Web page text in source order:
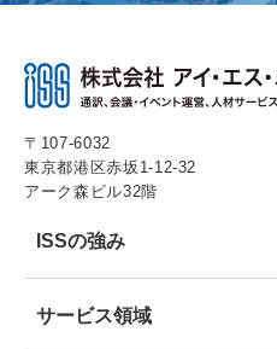
〒107-6032
東京都港区赤坂1-12-32
アーク森ビル32階
ISSの強み
サービス領域